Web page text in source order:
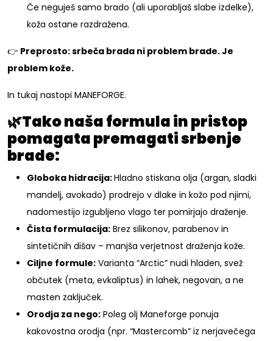
Če neguješ samo brado (ali uporabljaš slabe izdelke),
koža ostane razdražena.
👉 Preprosto: srbeča brada ni problem brade. Je
problem kože.
In tukaj nastopi MANEFORGE.
🌿Tako naša formula in pristop
pomagata premagati srbenje
brade:
Globoka hidracija:Hladno stiskana olja (argan, sladki
mandelj, avokado) prodrejo v dlake in kožo pod njimi,
nadomestijo izgubljeno vlago ter pomirjajo draženje.
Čista formulacija: Brez silikonov, parabenov in
sintetičnih dišav – manjša verjetnost draženja kože.
Ciljne formule: Varianta “Arctic” nudi hladen, svež
občutek (meta, evkaliptus) in lahek, negovan, a ne
masten zaključek.
Orodja za nego: Poleg olj Maneforge ponuja
kakovostna orodja (npr. “Mastercomb” iz nerjavečega